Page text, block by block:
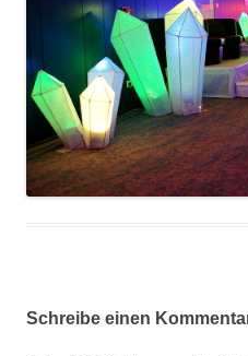
Schreibe einen